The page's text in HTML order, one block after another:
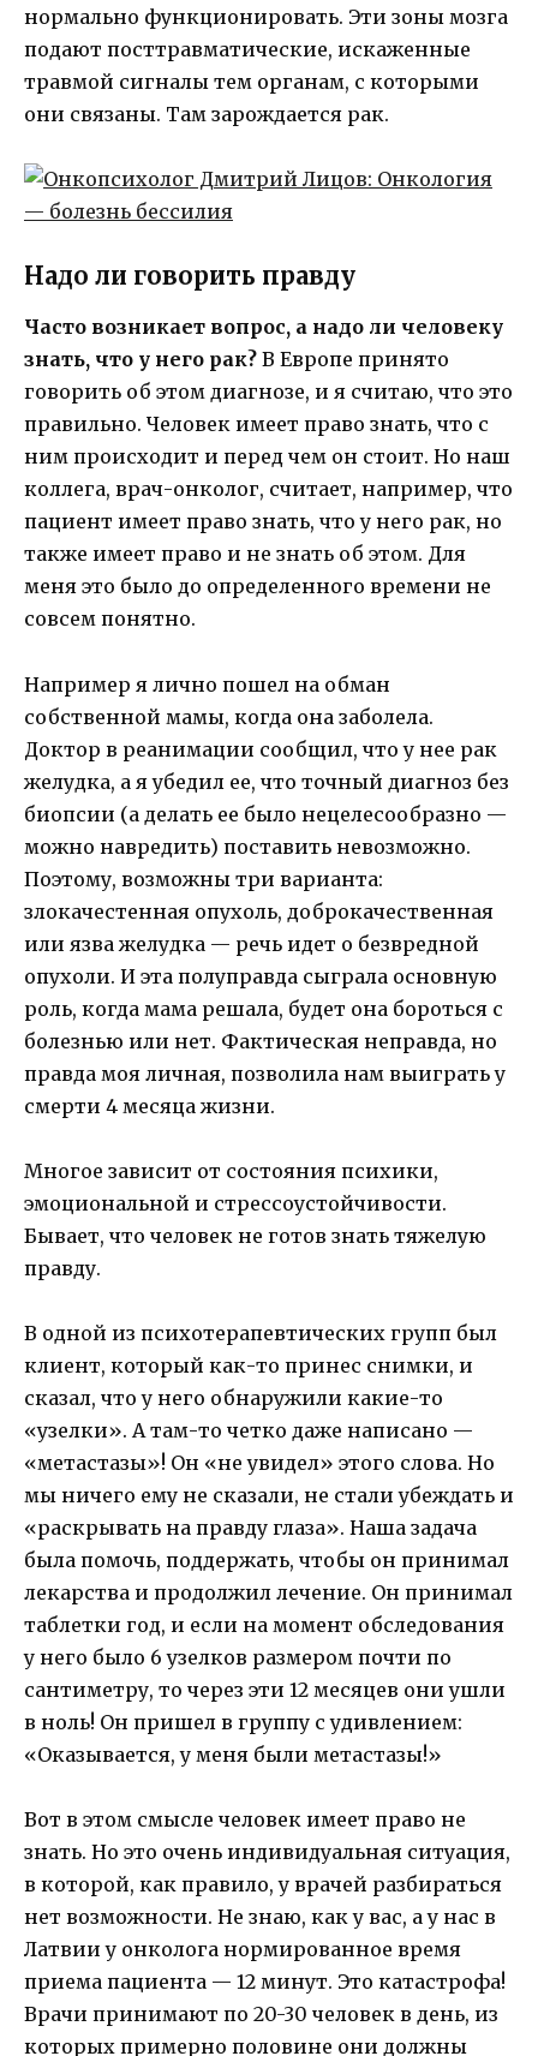
нормально функционировать. Эти зоны мозга
подают посттравматические, искаженные
травмой сигналы тем органам, с которыми
они связаны. Там зарождается рак.
Надо ли говорить правду
Часто возникает вопрос, а надо ли человеку
знать, что у него рак? В Европе принято
говорить об этом диагнозе, и я считаю, что это
правильно. Человек имеет право знать, что с
ним происходит и перед чем он стоит. Но наш
коллега, врач-онколог, считает, например, что
пациент имеет право знать, что у него рак, но
также имеет право и не знать об этом. Для
меня это было до определенного времени не
совсем понятно.
Например я лично пошел на обман
собственной мамы, когда она заболела.
Доктор в реанимации сообщил, что у нее рак
желудка, а я убедил ее, что точный диагноз без
биопсии (а делать ее было нецелесообразно —
можно навредить) поставить невозможно.
Поэтому, возможны три варианта:
злокачестенная опухоль, доброкачественная
или язва желудка — речь идет о безвредной
опухоли. И эта полуправда сыграла основную
роль, когда мама решала, будет она бороться с
болезнью или нет. Фактическая неправда, но
правда моя личная, позволила нам выиграть у
смерти 4 месяца жизни.
Многое зависит от состояния психики,
эмоциональной и стрессоустойчивости.
Бывает, что человек не готов знать тяжелую
правду.
В одной из психотерапевтических групп был
клиент, который как-то принес снимки, и
сказал, что у него обнаружили какие-то
«узелки». А там-то четко даже написано —
«метастазы»! Он «не увидел» этого слова. Но
мы ничего ему не сказали, не стали убеждать и
«раскрывать на правду глаза». Наша задача
была помочь, поддержать, чтобы он принимал
лекарства и продолжил лечение. Он принимал
таблетки год, и если на момент обследования
у него было 6 узелков размером почти по
сантиметру, то через эти 12 месяцев они ушли
в ноль! Он пришел в группу с удивлением:
«Оказывается, у меня были метастазы!»
Вот в этом смысле человек имеет право не
знать. Но это очень индивидуальная ситуация,
в которой, как правило, у врачей разбираться
нет возможности. Не знаю, как у вас, а у нас в
Латвии у онколога нормированное время
приема пациента — 12 минут. Это катастрофа!
Врачи принимают по 20-30 человек в день, из
которых примерно половине они должны